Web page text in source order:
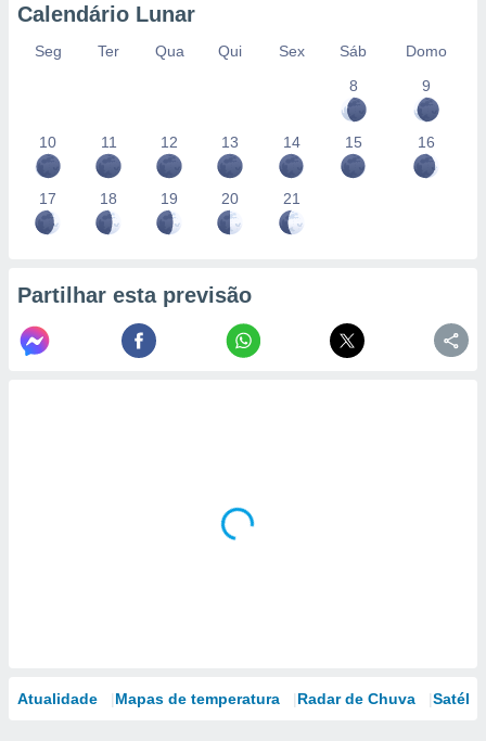
Calendário Lunar
Seg Ter Qua Qui Sex Sáb
Domo
8
9
10 11 12 13 14 15 16
17 18 19 20 21
Partilhar esta previsão
Atualidade Mapas de temperatura Radar de Chuva